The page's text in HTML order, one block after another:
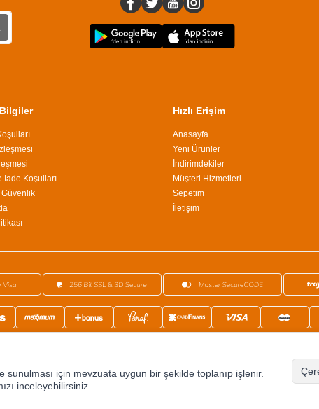
İade Koşulları
Hızlı Erişim
Anasayfa
Yeni Ürünler
İndirimdekiler
Müşteri Hizmetleri
Sepetim
İletişim
için mevzuata uygun bir şekilde toplanıp işlenir.
inceleyebilirsiniz.